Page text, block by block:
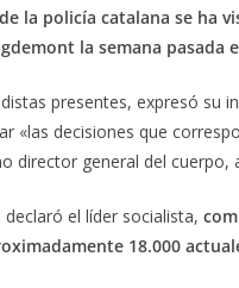
la policía catalana se ha
la semana pasada
presentes, expresó su
«las decisiones que
director general del cuerpo,
el líder socialista,
18.000